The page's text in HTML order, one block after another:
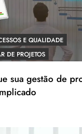
E QUALIDADE
DE PROJETOS
sua gestão de